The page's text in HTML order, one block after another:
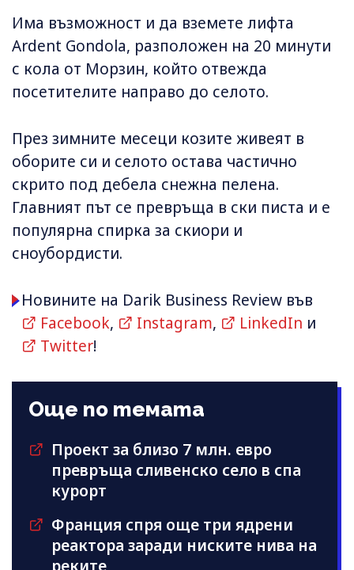
Има възможност и да вземете лифта
Ardent Gondola, разположен на 20 минути
с кола от Морзин, който отвежда
посетителите направо до селото.
През зимните месеци козите живеят в
оборите си и селото остава частично
скрито под дебела снежна пелена.
Главният път се превръща в ски писта и е
популярна спирка за скиори и
сноубордисти.
Новините на Darik Business Review във
Facebook, Instagram, LinkedIn и
Twitter!
Още по темата
Проект за близо 7 млн. евро
превръща сливенско село в спа
курорт
Франция спря още три ядрени
реактора заради ниските нива на